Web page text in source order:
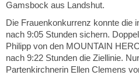
Gamsbock aus Landshut.
Die Frauenkonkurrenz konnte die
nach 9:05 Stunden sichern.
Philipp von den MOUNTAIN
nach 9:22 Stunden die Ziellinie.
Partenkirchnerin Ellen Clemens